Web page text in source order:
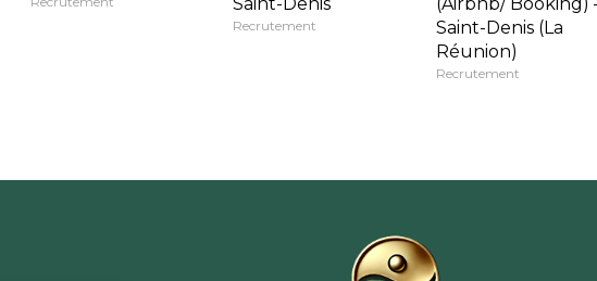
Recrutement
Saint-Denis (La
Réunion)
Recrutement